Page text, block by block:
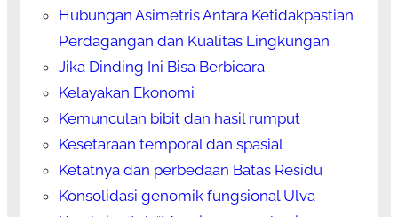
Hubungan Asimetris Antara Ketidakpastian
Perdagangan dan Kualitas Lingkungan
Jika Dinding Ini Bisa Berbicara
Kelayakan Ekonomi
Kemunculan bibit dan hasil rumput
Kesetaraan temporal dan spasial
Ketatnya dan perbedaan Batas Residu
Konsolidasi genomik fungsional Ulva